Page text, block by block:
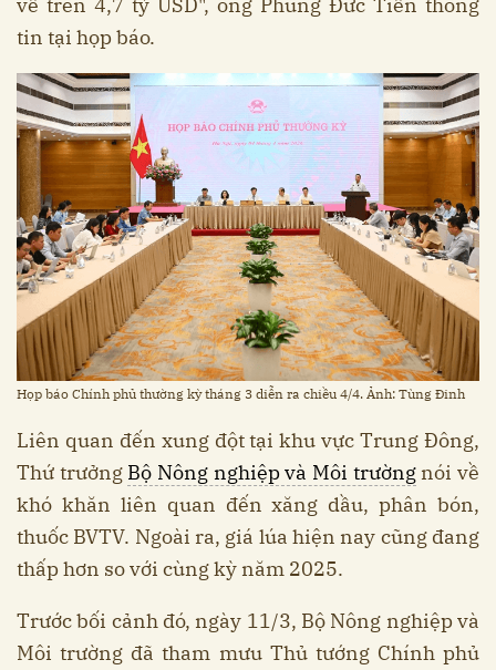
về trên 4,7 tỷ USD", ông Phùng Đức Tiến thông
tin tại họp báo.
Họp báo Chính phủ thường kỳ tháng 3 diễn ra chiều 4/4. Ảnh: Tùng Đinh
Liên quan đến xung đột tại khu vực Trung Đông,
Thứ trưởng Bộ Nông nghiệp và Môi trườngnói về
khó khăn liên quan đến xăng dầu, phân bón,
thuốc BVTV. Ngoài ra, giá lúa hiện nay cũng đang
thấp hơn so với cùng kỳ năm 2025.
Trước bối cảnh đó, ngày 11/3, Bộ Nông nghiệp và
Môi trường đã tham mưu Thủ tướng Chính phủ